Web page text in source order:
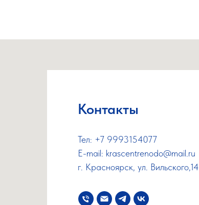
Контакты
Тел: +7 9993154077
E-mail: krascentrenodo@mail.ru
г. Красноярск, ​ул. Вильского,14